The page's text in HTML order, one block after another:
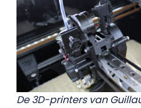
De 3D-printers van